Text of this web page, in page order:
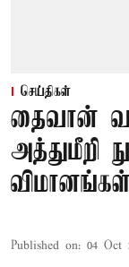
செய்திகள்
தைவான்
அத்துமீறி
Published on: 04 Oct